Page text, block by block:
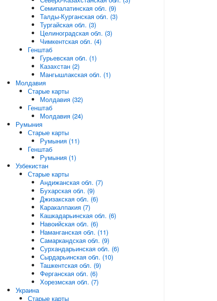
Семипалатинская обл. (9)
Талды-Курганская обл. (3)
Тургайская обл. (3)
Целиноградская обл. (3)
Чимкентская обл. (4)
Генштаб
Гурьевская обл. (1)
Казахстан (2)
Мангышлакская обл. (1)
Молдавия
Старые карты
Молдавия (32)
Генштаб
Молдавия (24)
Румыния
Старые карты
Румыния (11)
Генштаб
Румыния (1)
Узбекистан
Старые карты
Андижанская обл. (7)
Бухарская обл. (9)
Джизакская обл. (6)
Каракалпакия (7)
Кашкадарьинская обл. (6)
Навоийская обл. (6)
Наманганская обл. (11)
Самаркандская обл. (9)
Сурхандарьинская обл. (6)
Сырдарьинская обл. (10)
Ташкентская обл. (9)
Ферганская обл. (6)
Хорезмская обл. (7)
Украина
Старые карты